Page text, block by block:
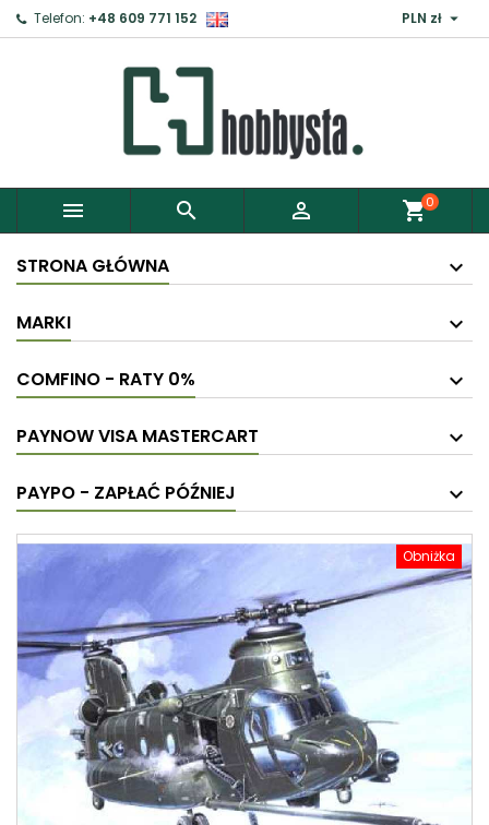
Telefon: +48 609 771 152 PLN zł 
   shopping_cart0
STRONA GŁÓWNA
MARKI
COMFINO - RATY 0%
PAYNOW VISA MASTERCART
PAYPO - ZAPŁAĆ PÓŹNIEJ
Obniżka